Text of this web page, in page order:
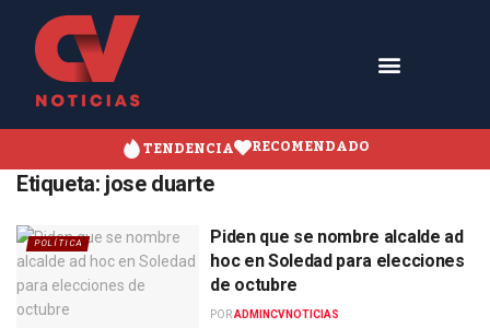
TENDENCIA RECOMENDADO
Etiqueta: jose duarte
POLÍTICA
Piden que se nombre alcalde ad
hoc en Soledad para elecciones
de octubre
PORADMINCVNOTICIAS